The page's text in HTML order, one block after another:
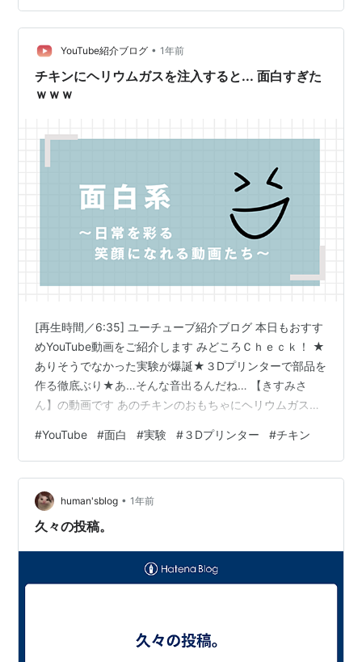
が １０位！ David Byrne American Utopia on Broadway
2019 ライブを体験！ ファン必見の…
YouTube紹介ブログ • 1年前
チキンにヘリウムガスを注入すると... 面白すぎた
ｗｗｗ
[再生時間／6:35] ユーチューブ紹介ブログ 本日もおすす
めYouTube動画をご紹介します みどころＣｈｅｃｋ！ ★
ありそうでなかった実験が爆誕★３Dプリンターで部品を
作る徹底ぶり★あ…そんな音出るんだね… 【きすみさ
ん】の動画です あのチキンのおもちゃにヘリウムガスを
のような気にならないようで気になりそうな疑問を しっ
かりと解決してくれる動画です このチキンって色々なと
ころで見ますけど 動画内でも言及ある通り正式名称が
「shrilling chicken（けたたましく叫ぶニワトリ）」 って
ところが地味にびっくりします あれってそんな…
#YouTube #面白 #実験 #３Dプリンター #チキン
human'sblog • 1年前
久々の投稿。